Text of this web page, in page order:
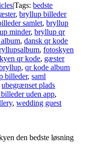
|Tags:bedste
,bryllup billeder
samlet,bryllup
minder,bryllup qr
,dansk qr kode
,fotoskyen
qr kode, gæster
,qr kode album
billeder,saml
ubegrænset plads
uden app,
,wedding guest
den bedste løsning